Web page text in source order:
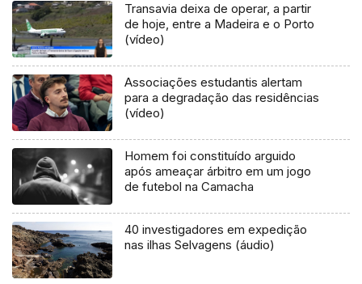
Transavia deixa de operar, a partir
de hoje, entre a Madeira e o Porto
(vídeo)
Associações estudantis alertam
para a degradação das residências
(vídeo)
Homem foi constituído arguido
após ameaçar árbitro em um jogo
de futebol na Camacha
40 investigadores em expedição
nas ilhas Selvagens (áudio)